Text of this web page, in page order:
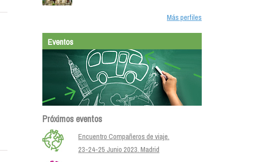
Más perfiles
Eventos
Próximos eventos
Encuentro Compañeros de viaje.
23-24-25 Junio 2023. Madrid